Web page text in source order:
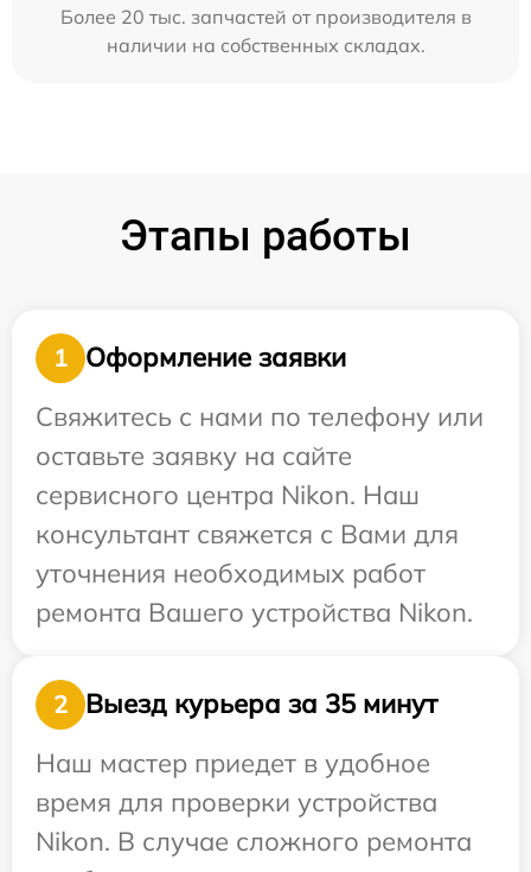
Более 20 тыс. запчастей от производителя в
наличии на собственных складах.
Этапы работы
1
Оформление заявки
Свяжитесь с нами по телефону или
оставьте заявку на сайте
сервисного центра Nikon. Наш
консультант свяжется с Вами для
уточнения необходимых работ
ремонта Вашего устройства Nikon.
2
Выезд курьера за 35 минут
Наш мастер приедет в удобное
время для проверки устройства
Nikon. В случае сложного ремонта